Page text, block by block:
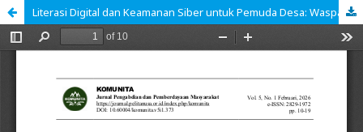
Literasi Digital dan Keamanan Siber untuk Pemuda Desa: Waspada Investasi Bodong dan Penipuan Online